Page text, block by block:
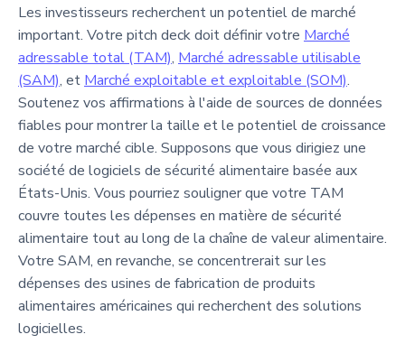
Les investisseurs recherchent un potentiel de marché
important. Votre pitch deck doit définir votre Marché
adressable total (TAM), Marché adressable utilisable
(SAM), et Marché exploitable et exploitable (SOM).
Soutenez vos affirmations à l'aide de sources de données
fiables pour montrer la taille et le potentiel de croissance
de votre marché cible. Supposons que vous dirigiez une
société de logiciels de sécurité alimentaire basée aux
États-Unis. Vous pourriez souligner que votre TAM
couvre toutes les dépenses en matière de sécurité
alimentaire tout au long de la chaîne de valeur alimentaire.
Votre SAM, en revanche, se concentrerait sur les
dépenses des usines de fabrication de produits
alimentaires américaines qui recherchent des solutions
logicielles.